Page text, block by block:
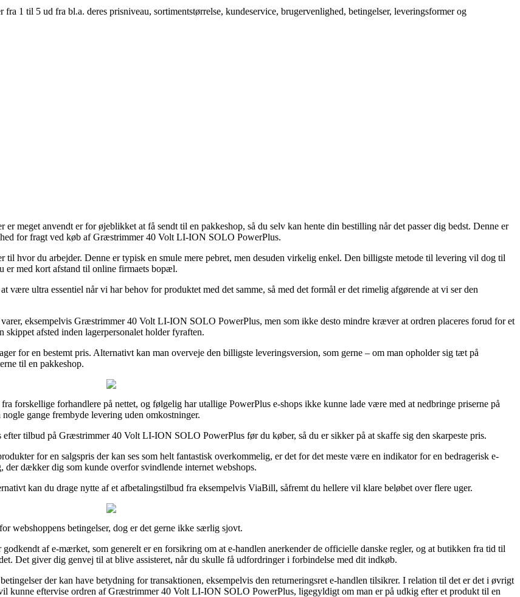
1 til 5 ud fra bl.a. deres prisniveau, sortimentstørrelse, kundeservice, brugervenlighed, betingelser, leveringsformer og
meget anvendt er for øjeblikket at få sendt til en pakkeshop, så du selv kan hente din bestilling når det passer dig bedst. Denne er
for fragt ved køb af Græstrimmer 40 Volt LI-ION SOLO PowerPlus.
hvor du arbejder. Denne er typisk en smule mere pebret, men desuden virkelig enkel. Den billigste metode til levering vil dog til
er med kort afstand til online firmaets bopæl.
ultra essentiel når vi har behov for produktet med det samme, så med det formål er det rimelig afgørende at vi ser den
eksempelvis Græstrimmer 40 Volt LI-ION SOLO PowerPlus, men som ikke desto mindre kræver at ordren placeres forud for et
afsted inden lagerpersonalet holder fyraften.
for en bestemt pris. Alternativt kan man overveje den billigste leveringsversion, som gerne – om man opholder sig tæt på
til en pakkeshop.
forskellige forhandlere på nettet, og følgelig har utallige PowerPlus e-shops ikke kunne lade være med at nedbringe priserne på
gange frembyde levering uden omkostninger.
tilbud på Græstrimmer 40 Volt LI-ION SOLO PowerPlus før du køber, så du er sikker på at skaffe sig den skarpeste pris.
for en salgspris der kan ses som helt fantastisk overkommelig, er det for det meste være en indikator for en bedragerisk e-
dækker dig som kunde overfor svindlende internet webshops.
kan du drage nytte af et afbetalingstilbud fra eksempelvis ViaBill, såfremt du hellere vil klare beløbet over flere uger.
webshoppens betingelser, dog er det gerne ikke særlig sjovt.
af e-mærket, som generelt er en forsikring om at e-handlen anerkender de officielle danske regler, og at butikken fra tid til
Det giver dig genvej til at blive assisteret, når du skulle få udfordringer i forbindelse med dit indkøb.
der kan have betydning for transaktionen, eksempelvis den returneringsret e-handlen tilsikrer. I relation til det er det i øvrigt
kunne eftervise ordren af Græstrimmer 40 Volt LI-ION SOLO PowerPlus, ligegyldigt om man er på udkig efter et produkt til en